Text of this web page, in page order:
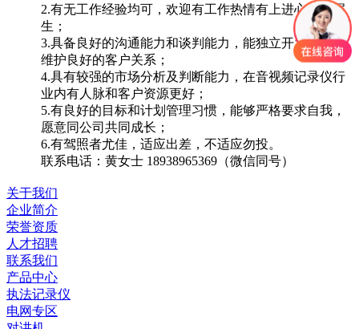
2.有无工作经验均可，欢迎有工作热情有上进心的应届
生；
3.具备良好的沟通能力和谈判能力，能独立开发客户，
维护良好的客户关系；
4.具有较强的市场分析及判断能力，在音视频记录仪行
业内有人脉和客户资源更好；
5.有良好的目标和计划管理习惯，能够严格要求自我，
愿意同公司共同成长；
6.有驾照者尤佳，适应出差，不适应勿投。
联系电话：黄女士 18938965369（微信同号）
关于我们
企业简介
荣誉资质
人才招聘
联系我们
产品中心
执法记录仪
电网专区